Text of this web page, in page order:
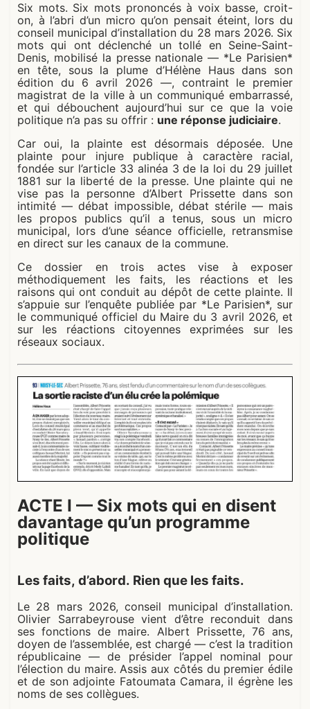
Six mots. Six mots prononcés à voix basse, croit-
on, à l’abri d’un micro qu’on pensait éteint, lors du
conseil municipal d’installation du 28 mars 2026. Six
mots qui ont déclenché un tollé en Seine-Saint-
Denis, mobilisé la presse nationale — *Le Parisien*
en tête, sous la plume d’Hélène Haus dans son
édition du 6 avril 2026 —, contraint le premier
magistrat de la ville à un communiqué embarrassé,
et qui débouchent aujourd’hui sur ce que la voie
politique n’a pas su offrir : une réponse judiciaire.
Car oui, la plainte est désormais déposée. Une
plainte pour injure publique à caractère racial,
fondée sur l’article 33 alinéa 3 de la loi du 29 juillet
1881 sur la liberté de la presse. Une plainte qui ne
vise pas la personne d’Albert Prissette dans son
intimité — débat impossible, débat stérile — mais
les propos publics qu’il a tenus, sous un micro
municipal, lors d’une séance officielle, retransmise
en direct sur les canaux de la commune.
Ce dossier en trois actes vise à exposer
méthodiquement les faits, les réactions et les
raisons qui ont conduit au dépôt de cette plainte. Il
s’appuie sur l’enquête publiée par *Le Parisien*, sur
le communiqué officiel du Maire du 3 avril 2026, et
sur les réactions citoyennes exprimées sur les
réseaux sociaux.
ACTE I — Six mots qui en disent
davantage qu’un programme
politique
Les faits, d’abord. Rien que les faits.
Le 28 mars 2026, conseil municipal d’installation.
Olivier Sarrabeyrouse vient d’être reconduit dans
ses fonctions de maire. Albert Prissette, 76 ans,
doyen de l’assemblée, est chargé — c’est la tradition
républicaine — de présider l’appel nominal pour
l’élection du maire. Assis aux côtés du premier édile
et de son adjointe Fatoumata Camara, il égrène les
noms de ses collègues.